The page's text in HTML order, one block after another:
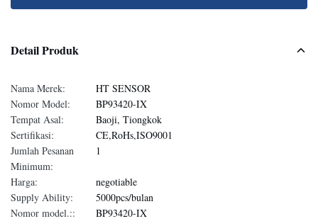
Detail Produk
Nama Merek:
HT SENSOR
Nomor Model:
BP93420-IX
Tempat Asal:
Baoji, Tiongkok
Sertifikasi:
CE,RoHs,ISO9001
Jumlah Pesanan
Minimum:
1
Harga:
negotiable
Supply Ability:
5000pcs/bulan
Nomor model.::
BP93420-IX